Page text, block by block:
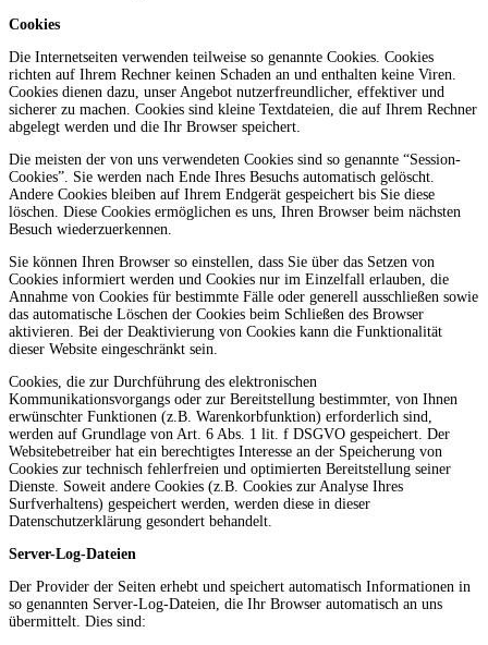
Cookies
Die Internetseiten verwenden teilweise so genannte Cookies. Cookies
richten auf Ihrem Rechner keinen Schaden an und enthalten keine Viren.
Cookies dienen dazu, unser Angebot nutzerfreundlicher, effektiver und
sicherer zu machen. Cookies sind kleine Textdateien, die auf Ihrem Rechner
abgelegt werden und die Ihr Browser speichert.
Die meisten der von uns verwendeten Cookies sind so genannte “Session-
Cookies”. Sie werden nach Ende Ihres Besuchs automatisch gelöscht.
Andere Cookies bleiben auf Ihrem Endgerät gespeichert bis Sie diese
löschen. Diese Cookies ermöglichen es uns, Ihren Browser beim nächsten
Besuch wiederzuerkennen.
Sie können Ihren Browser so einstellen, dass Sie über das Setzen von
Cookies informiert werden und Cookies nur im Einzelfall erlauben, die
Annahme von Cookies für bestimmte Fälle oder generell ausschließen sowie
das automatische Löschen der Cookies beim Schließen des Browser
aktivieren. Bei der Deaktivierung von Cookies kann die Funktionalität
dieser Website eingeschränkt sein.
Cookies, die zur Durchführung des elektronischen
Kommunikationsvorgangs oder zur Bereitstellung bestimmter, von Ihnen
erwünschter Funktionen (z.B. Warenkorbfunktion) erforderlich sind,
werden auf Grundlage von Art. 6 Abs. 1 lit. f DSGVO gespeichert. Der
Websitebetreiber hat ein berechtigtes Interesse an der Speicherung von
Cookies zur technisch fehlerfreien und optimierten Bereitstellung seiner
Dienste. Soweit andere Cookies (z.B. Cookies zur Analyse Ihres
Surfverhaltens) gespeichert werden, werden diese in dieser
Datenschutzerklärung gesondert behandelt.
Server-Log-Dateien
Der Provider der Seiten erhebt und speichert automatisch Informationen in
so genannten Server-Log-Dateien, die Ihr Browser automatisch an uns
übermittelt. Dies sind: